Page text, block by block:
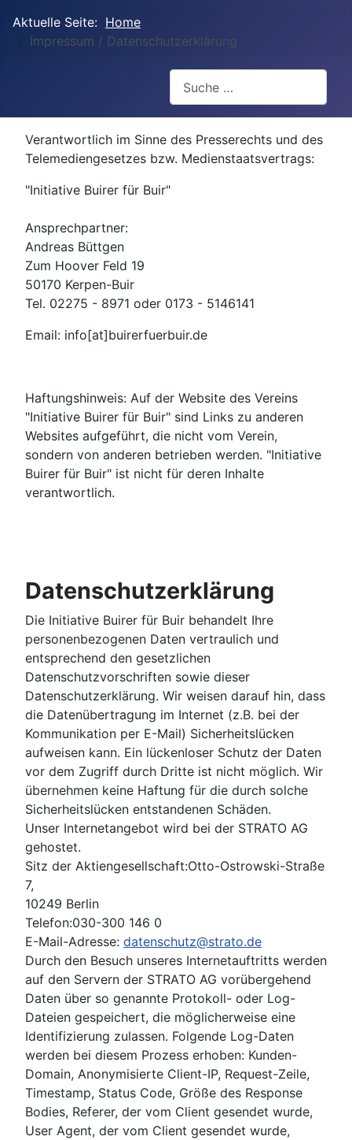
Aktuelle Seite: Home
Impressum / Datenschutzerklärung
Verantwortlich im Sinne des Presserechts und des
Telemediengesetzes bzw. Medienstaatsvertrags:
"Initiative Buirer für Buir"
Ansprechpartner:
Andreas Büttgen
Zum Hoover Feld 19
50170 Kerpen-Buir
Tel. 02275 - 8971 oder 0173 - 5146141
Email: info[at]buirerfuerbuir.de
Haftungshinweis: Auf der Website des Vereins
"Initiative Buirer für Buir" sind Links zu anderen
Websites aufgeführt, die nicht vom Verein,
sondern von anderen betrieben werden. "Initiative
Buirer für Buir" ist nicht für deren Inhalte
verantwortlich.
Datenschutzerklärung
Die Initiative Buirer für Buir behandelt Ihre
personenbezogenen Daten vertraulich und
entsprechend den gesetzlichen
Datenschutzvorschriften sowie dieser
Datenschutzerklärung. Wir weisen darauf hin, dass
die Datenübertragung im Internet (z.B. bei der
Kommunikation per E-Mail) Sicherheitslücken
aufweisen kann. Ein lückenloser Schutz der Daten
vor dem Zugriff durch Dritte ist nicht möglich. Wir
übernehmen keine Haftung für die durch solche
Sicherheitslücken entstandenen Schäden.
Unser Internetangebot wird bei der STRATO AG
gehostet.
Sitz der Aktiengesellschaft:Otto-Ostrowski-Straße
7,
10249 Berlin
Telefon:030-300 146 0
E-Mail-Adresse: datenschutz@strato.de
Durch den Besuch unseres Internetauftritts werden
auf den Servern der STRATO AG vorübergehend
Daten über so genannte Protokoll- oder Log-
Dateien gespeichert, die möglicherweise eine
Identifizierung zulassen. Folgende Log-Daten
werden bei diesem Prozess erhoben: Kunden-
Domain, Anonymisierte Client-IP, Request-Zeile,
Timestamp, Status Code, Größe des Response
Bodies, Referer, der vom Client gesendet wurde,
User Agent, der vom Client gesendet wurde,